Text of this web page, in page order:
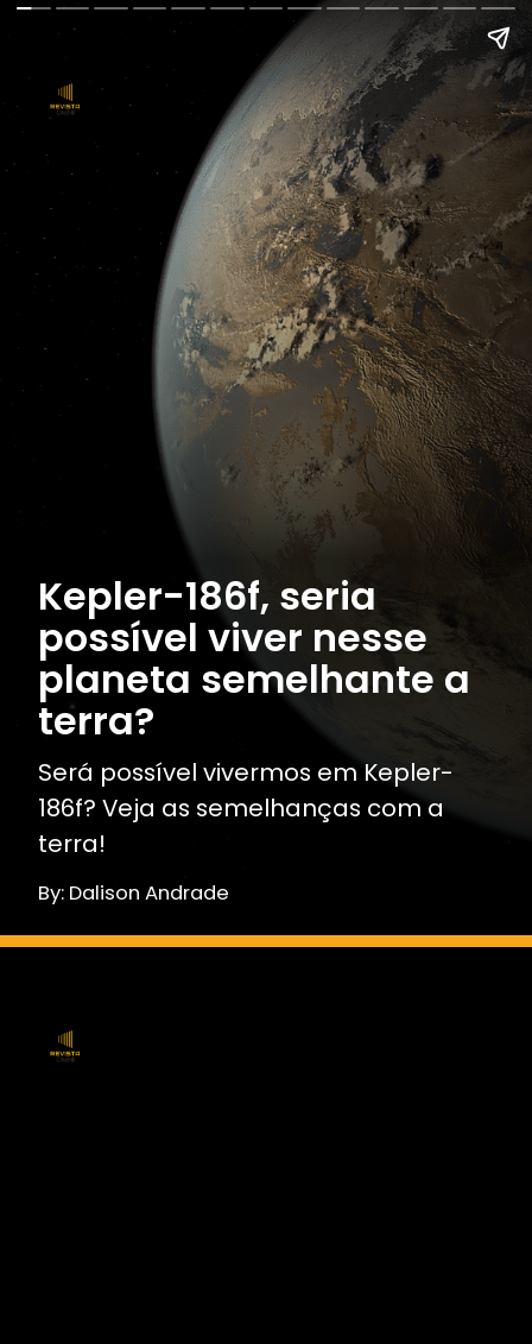
Kepler-186f, seria
possível viver nesse
planeta semelhante a
terra?
Será possível vivermos em Kepler-
186f? Veja as semelhanças com a
terra!
By: Dalison Andrade